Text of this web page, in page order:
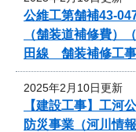
公維工第舗補43-
（舗装道補修費）
田線 舗装補修工
2025年2月10日更新
【建設工事】工
防災事業（河川情